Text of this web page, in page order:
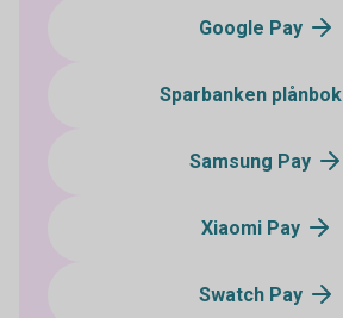
Google Pay
Sparbanken plånbok
Samsung Pay
Xiaomi Pay
Swatch Pay